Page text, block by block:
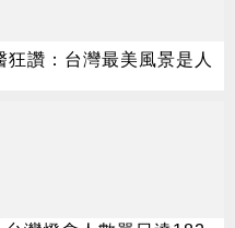
讚：台灣最美風景是人